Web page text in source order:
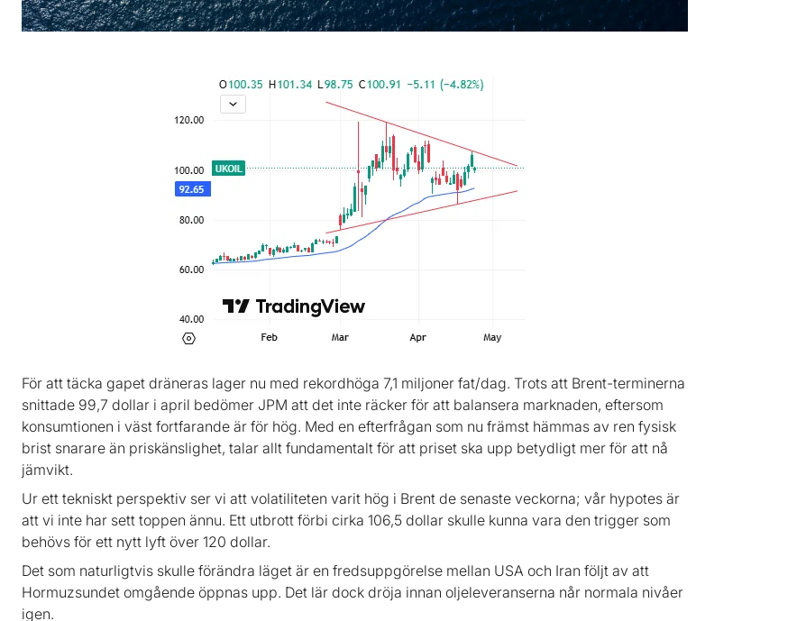
För att täcka gapet dräneras lager nu med rekordhöga 7,1 miljoner fat/dag. Trots att Brent-terminerna
snittade 99,7 dollar i april bedömer JPM att det inte räcker för att balansera marknaden, eftersom
konsumtionen i väst fortfarande är för hög. Med en efterfrågan som nu främst hämmas av ren fysisk
brist snarare än priskänslighet, talar allt fundamentalt för att priset ska upp betydligt mer för att nå
jämvikt.
Ur ett tekniskt perspektiv ser vi att volatiliteten varit hög i Brent de senaste veckorna; vår hypotes är
att vi inte har sett toppen ännu. Ett utbrott förbi cirka 106,5 dollar skulle kunna vara den trigger som
behövs för ett nytt lyft över 120 dollar.
Det som naturligtvis skulle förändra läget är en fredsuppgörelse mellan USA och Iran följt av att
Hormuzsundet omgående öppnas upp. Det lär dock dröja innan oljeleveranserna når normala nivåer
igen.